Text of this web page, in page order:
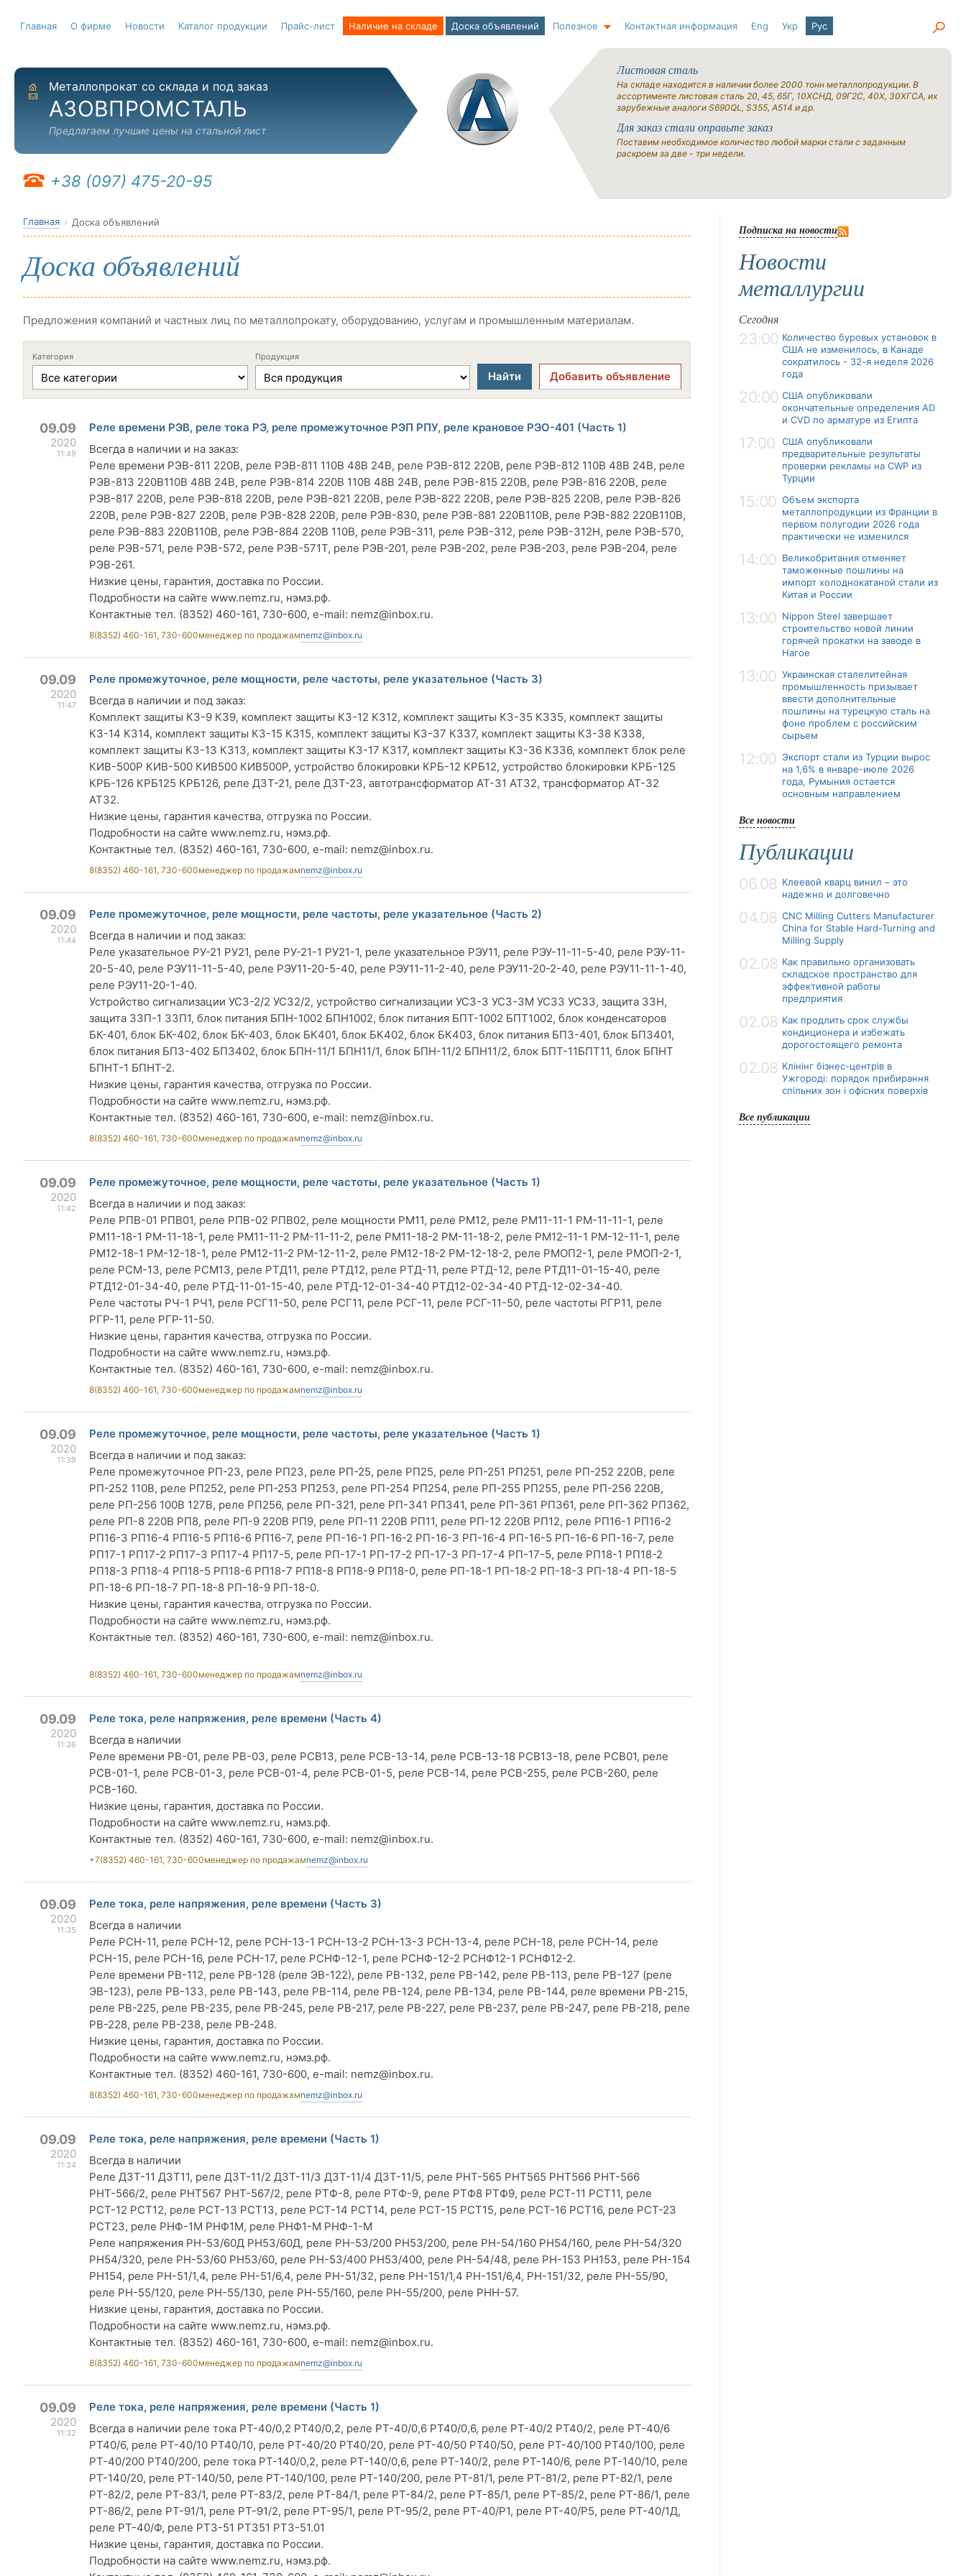
Главная О фирме Новости Каталог продукции Прайс-лист Наличие на складе Доска объявлений Полезное Контактная информация Eng Укр Рус
На главную
Отправить письмо
Металлопрокат со склада и под заказ
АЗОВПРОМСТАЛЬ
Предлагаем лучшие цены на стальной лист
+38 (097) 475-20-95
Листовая сталь
На складе находится в наличии более 2000 тонн металлопродукции. В
ассортименте листовая сталь 20, 45, 65Г, 10ХСНД, 09Г2С, 40Х, 30ХГСА, их
зарубежные аналоги S690QL, S355, A514 и др.
Для заказ стали оправьте заказ
Поставим необходимое количество любой марки стали с заданным
раскроем за две - три недели.
Главная Доска объявлений
Доска объявлений
Предложения компаний и частных лиц по металлопрокату, оборудованию, услугам и промышленным материалам.
Категория Продукция
Найти Добавить объявление
09.09
2020
11:49
Реле времени РЭВ, реле тока РЭ, реле промежуточное РЭП РПУ, реле крановое РЭО-401 (Часть 1)
Всегда в наличии и на заказ:
Реле времени РЭВ-811 220В, реле РЭВ-811 110В 48В 24В, реле РЭВ-812 220В, реле РЭВ-812 110В 48В 24В, реле
РЭВ-813 220В110В 48В 24В, реле РЭВ-814 220В 110В 48В 24В, реле РЭВ-815 220В, реле РЭВ-816 220В, реле
РЭВ-817 220В, реле РЭВ-818 220В, реле РЭВ-821 220В, реле РЭВ-822 220В, реле РЭВ-825 220В, реле РЭВ-826
220В, реле РЭВ-827 220В, реле РЭВ-828 220В, реле РЭВ-830, реле РЭВ-881 220В110В, реле РЭВ-882 220В110В,
реле РЭВ-883 220В110В, реле РЭВ-884 220В 110В, реле РЭВ-311, реле РЭВ-312, реле РЭВ-312Н, реле РЭВ-570,
реле РЭВ-571, реле РЭВ-572, реле РЭВ-571Т, реле РЭВ-201, реле РЭВ-202, реле РЭВ-203, реле РЭВ-204, реле
РЭВ-261.
Низкие цены, гарантия, доставка по России.
Подробности на сайте www.nemz.ru, нэмз.рф.
Контактные тел. (8352) 460-161, 730-600, e-mail: nemz@inbox.ru.
8(8352) 460-161, 730-600менеджер по продажамnemz@inbox.ru
09.09
2020
11:47
Реле промежуточное, реле мощности, реле частоты, реле указательное (Часть 3)
Всегда в наличии и под заказ:
Комплект защиты КЗ-9 КЗ9, комплект защиты КЗ-12 КЗ12, комплект защиты КЗ-35 КЗ35, комплект защиты
КЗ-14 КЗ14, комплект защиты КЗ-15 КЗ15, комплект защиты КЗ-37 КЗ37, комплект защиты КЗ-38 КЗ38,
комплект защиты КЗ-13 КЗ13, комплект защиты КЗ-17 КЗ17, комплект защиты КЗ-36 КЗ36, комплект блок реле
КИВ-500Р КИВ-500 КИВ500 КИВ500Р, устройство блокировки КРБ-12 КРБ12, устройство блокировки КРБ-125
КРБ-126 КРБ125 КРБ126, реле ДЗТ-21, реле ДЗТ-23, автотрансформатор АТ-31 АТ32, трансформатор АТ-32
АТ32.
Низкие цены, гарантия качества, отгрузка по России.
Подробности на сайте www.nemz.ru, нэмз.рф.
Контактные тел. (8352) 460-161, 730-600, e-mail: nemz@inbox.ru.
8(8352) 460-161, 730-600менеджер по продажамnemz@inbox.ru
09.09
2020
11:44
Реле промежуточное, реле мощности, реле частоты, реле указательное (Часть 2)
Всегда в наличии и под заказ:
Реле указательное РУ-21 РУ21, реле РУ-21-1 РУ21-1, реле указательное РЭУ11, реле РЭУ-11-11-5-40, реле РЭУ-11-
20-5-40, реле РЭУ11-11-5-40, реле РЭУ11-20-5-40, реле РЭУ11-11-2-40, реле РЭУ11-20-2-40, реле РЭУ11-11-1-40,
реле РЭУ11-20-1-40.
Устройство сигнализации УСЗ-2/2 УСЗ2/2, устройство сигнализации УСЗ-3 УСЗ-3М УСЗ3 УСЗЗ, защита ЗЗН,
защита ЗЗП-1 ЗЗП1, блок питания БПН-1002 БПН1002, блок питания БПТ-1002 БПТ1002, блок конденсаторов
БК-401, блок БК-402, блок БК-403, блок БК401, блок БК402, блок БК403, блок питания БПЗ-401, блок БПЗ401,
блок питания БПЗ-402 БПЗ402, блок БПН-11/1 БПН11/1, блок БПН-11/2 БПН11/2, блок БПТ-11БПТ11, блок БПНТ
БПНТ-1 БПНТ-2.
Низкие цены, гарантия качества, отгрузка по России.
Подробности на сайте www.nemz.ru, нэмз.рф.
Контактные тел. (8352) 460-161, 730-600, e-mail: nemz@inbox.ru.
8(8352) 460-161, 730-600менеджер по продажамnemz@inbox.ru
09.09
2020
11:42
Реле промежуточное, реле мощности, реле частоты, реле указательное (Часть 1)
Всегда в наличии и под заказ:
Реле РПВ-01 РПВ01, реле РПВ-02 РПВ02, реле мощности РМ11, реле РМ12, реле РМ11-11-1 РМ-11-11-1, реле
РМ11-18-1 РМ-11-18-1, реле РМ11-11-2 РМ-11-11-2, реле РМ11-18-2 РМ-11-18-2, реле РМ12-11-1 РМ-12-11-1, реле
РМ12-18-1 РМ-12-18-1, реле РМ12-11-2 РМ-12-11-2, реле РМ12-18-2 РМ-12-18-2, реле РМОП2-1, реле РМОП-2-1,
реле РСМ-13, реле РСМ13, реле РТД11, реле РТД12, реле РТД-11, реле РТД-12, реле РТД11-01-15-40, реле
РТД12-01-34-40, реле РТД-11-01-15-40, реле РТД-12-01-34-40 РТД12-02-34-40 РТД-12-02-34-40.
Реле частоты РЧ-1 РЧ1, реле РСГ11-50, реле РСГ11, реле РСГ-11, реле РСГ-11-50, реле частоты РГР11, реле
РГР-11, реле РГР-11-50.
Низкие цены, гарантия качества, отгрузка по России.
Подробности на сайте www.nemz.ru, нэмз.рф.
Контактные тел. (8352) 460-161, 730-600, e-mail: nemz@inbox.ru.
8(8352) 460-161, 730-600менеджер по продажамnemz@inbox.ru
09.09
2020
11:39
Реле промежуточное, реле мощности, реле частоты, реле указательное (Часть 1)
Всегда в наличии и под заказ:
Реле промежуточное РП-23, реле РП23, реле РП-25, реле РП25, реле РП-251 РП251, реле РП-252 220В, реле
РП-252 110В, реле РП252, реле РП-253 РП253, реле РП-254 РП254, реле РП-255 РП255, реле РП-256 220В,
реле РП-256 100В 127В, реле РП256, реле РП-321, реле РП-341 РП341, реле РП-361 РП361, реле РП-362 РП362,
реле РП-8 220В РП8, реле РП-9 220В РП9, реле РП-11 220В РП11, реле РП-12 220В РП12, реле РП16-1 РП16-2
РП16-3 РП16-4 РП16-5 РП16-6 РП16-7, реле РП-16-1 РП-16-2 РП-16-3 РП-16-4 РП-16-5 РП-16-6 РП-16-7, реле
РП17-1 РП17-2 РП17-3 РП17-4 РП17-5, реле РП-17-1 РП-17-2 РП-17-3 РП-17-4 РП-17-5, реле РП18-1 РП18-2
РП18-3 РП18-4 РП18-5 РП18-6 РП18-7 РП18-8 РП18-9 РП18-0, реле РП-18-1 РП-18-2 РП-18-3 РП-18-4 РП-18-5
РП-18-6 РП-18-7 РП-18-8 РП-18-9 РП-18-0.
Низкие цены, гарантия качества, отгрузка по России.
Подробности на сайте www.nemz.ru, нэмз.рф.
Контактные тел. (8352) 460-161, 730-600, e-mail: nemz@inbox.ru.
8(8352) 460-161, 730-600менеджер по продажамnemz@inbox.ru
09.09
2020
11:36
Реле тока, реле напряжения, реле времени (Часть 4)
Всегда в наличии
Реле времени РВ-01, реле РВ-03, реле РСВ13, реле РСВ-13-14, реле РСВ-13-18 РСВ13-18, реле РСВ01, реле
РСВ-01-1, реле РСВ-01-3, реле РСВ-01-4, реле РСВ-01-5, реле РСВ-14, реле РСВ-255, реле РСВ-260, реле
РСВ-160.
Низкие цены, гарантия, доставка по России.
Подробности на сайте www.nemz.ru, нэмз.рф.
Контактные тел. (8352) 460-161, 730-600, e-mail: nemz@inbox.ru.
+7(8352) 460-161, 730-600менеджер по продажамnemz@inbox.ru
09.09
2020
11:35
Реле тока, реле напряжения, реле времени (Часть 3)
Всегда в наличии
Реле РСН-11, реле РСН-12, реле РСН-13-1 РСН-13-2 РСН-13-3 РСН-13-4, реле РСН-18, реле РСН-14, реле
РСН-15, реле РСН-16, реле РСН-17, реле РСНФ-12-1, реле РСНФ-12-2 РСНФ12-1 РСНФ12-2.
Реле времени РВ-112, реле РВ-128 (реле ЭВ-122), реле РВ-132, реле РВ-142, реле РВ-113, реле РВ-127 (реле
ЭВ-123), реле РВ-133, реле РВ-143, реле РВ-114, реле РВ-124, реле РВ-134, реле РВ-144, реле времени РВ-215,
реле РВ-225, реле РВ-235, реле РВ-245, реле РВ-217, реле РВ-227, реле РВ-237, реле РВ-247, реле РВ-218, реле
РВ-228, реле РВ-238, реле РВ-248.
Низкие цены, гарантия, доставка по России.
Подробности на сайте www.nemz.ru, нэмз.рф.
Контактные тел. (8352) 460-161, 730-600, e-mail: nemz@inbox.ru.
8(8352) 460-161, 730-600менеджер по продажамnemz@inbox.ru
09.09
2020
11:34
Реле тока, реле напряжения, реле времени (Часть 1)
Всегда в наличии
Реле ДЗТ-11 ДЗТ11, реле ДЗТ-11/2 ДЗТ-11/3 ДЗТ-11/4 ДЗТ-11/5, реле РНТ-565 РНТ565 РНТ566 РНТ-566
РНТ-566/2, реле РНТ567 РНТ-567/2, реле РТФ-8, реле РТФ-9, реле РТФ8 РТФ9, реле РСТ-11 РСТ11, реле
РСТ-12 РСТ12, реле РСТ-13 РСТ13, реле РСТ-14 РСТ14, реле РСТ-15 РСТ15, реле РСТ-16 РСТ16, реле РСТ-23
РСТ23, реле РНФ-1М РНФ1М, реле РНФ1-М РНФ-1-М
Реле напряжения РН-53/60Д РН53/60Д, реле РН-53/200 РН53/200, реле РН-54/160 РН54/160, реле РН-54/320
РН54/320, реле РН-53/60 РН53/60, реле РН-53/400 РН53/400, реле РН-54/48, реле РН-153 РН153, реле РН-154
РН154, реле РН-51/1,4, реле РН-51/6,4, реле РН-51/32, реле РН-151/1,4 РН-151/6,4, РН-151/32, реле РН-55/90,
реле РН-55/120, реле РН-55/130, реле РН-55/160, реле РН-55/200, реле РНН-57.
Низкие цены, гарантия, доставка по России.
Подробности на сайте www.nemz.ru, нэмз.рф.
Контактные тел. (8352) 460-161, 730-600, e-mail: nemz@inbox.ru.
8(8352) 460-161, 730-600менеджер по продажамnemz@inbox.ru
09.09
2020
11:32
Реле тока, реле напряжения, реле времени (Часть 1)
Всегда в наличии реле тока РТ-40/0,2 РТ40/0,2, реле РТ-40/0,6 РТ40/0,6, реле РТ-40/2 РТ40/2, реле РТ-40/6
РТ40/6, реле РТ-40/10 РТ40/10, реле РТ-40/20 РТ40/20, реле РТ-40/50 РТ40/50, реле РТ-40/100 РТ40/100, реле
РТ-40/200 РТ40/200, реле тока РТ-140/0,2, реле РТ-140/0,6, реле РТ-140/2, реле РТ-140/6, реле РТ-140/10, реле
РТ-140/20, реле РТ-140/50, реле РТ-140/100, реле РТ-140/200, реле РТ-81/1, реле РТ-81/2, реле РТ-82/1, реле
РТ-82/2, реле РТ-83/1, реле РТ-83/2, реле РТ-84/1, реле РТ-84/2, реле РТ-85/1, реле РТ-85/2, реле РТ-86/1, реле
РТ-86/2, реле РТ-91/1, реле РТ-91/2, реле РТ-95/1, реле РТ-95/2, реле РТ-40/Р1, реле РТ-40/Р5, реле РТ-40/1Д,
реле РТ-40/Ф, реле РТЗ-51 РТЗ51 РТЗ-51.01
Низкие цены, гарантия, доставка по России.
Подробности на сайте www.nemz.ru, нэмз.рф.
Подписка на новости
Новости
металлургии
Сегодня
23:00 Количество буровых установок в
США не изменилось, в Канаде
сократилось - 32-я неделя 2026
года
20:00 США опубликовали
окончательные определения AD
и CVD по арматуре из Египта
17:00
США опубликовали
предварительные результаты
проверки рекламы на CWP из
Турции
15:00 Объем экспорта
металлопродукции из Франции в
первом полугодии 2026 года
практически не изменился
14:00 Великобритания отменяет
таможенные пошлины на
импорт холоднокатаной стали из
Китая и России
13:00 Nippon Steel завершает
строительство новой линии
горячей прокатки на заводе в
Нагое
13:00 Украинская сталелитейная
промышленность призывает
ввести дополнительные
пошлины на турецкую сталь на
фоне проблем с российским
сырьем
12:00 Экспорт стали из Турции вырос
на 1,6% в январе-июле 2026
года, Румыния остается
основным направлением
Все новости
Публикации
06.08 Клеевой кварц винил – это
надежно и долговечно
04.08 CNC Milling Cutters Manufacturer
China for Stable Hard-Turning and
Milling Supply
02.08 Как правильно организовать
складское пространство для
эффективной работы
предприятия
02.08 Как продлить срок службы
кондиционера и избежать
дорогостоящего ремонта
02.08 Клінінг бізнес-центрів в
Ужгороді: порядок прибирання
спільних зон і офісних поверхів
Все публикации